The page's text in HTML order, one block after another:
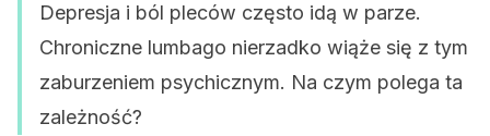
Depresja i ból pleców często idą w parze.
Chroniczne lumbago nierzadko wiąże się z tym
zaburzeniem psychicznym. Na czym polega ta
zależność?